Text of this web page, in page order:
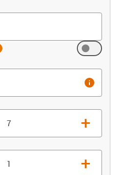
info
+
+